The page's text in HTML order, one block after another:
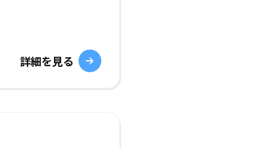
詳細を見る